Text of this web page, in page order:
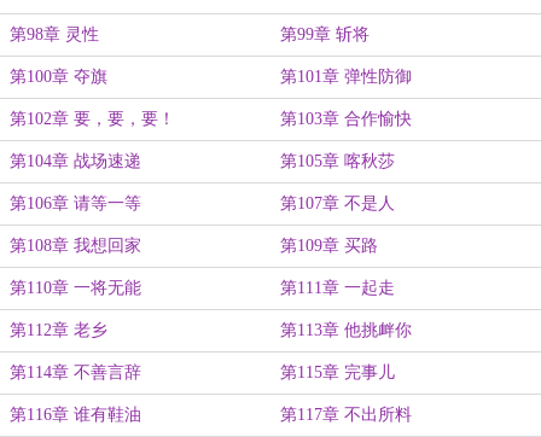
第98章 灵性 第99章 斩将
第100章 夺旗 第101章 弹性防御
第102章 要，要，要！ 第103章 合作愉快
第104章 战场速递 第105章 喀秋莎
第106章 请等一等 第107章 不是人
第108章 我想回家 第109章 买路
第110章 一将无能 第111章 一起走
第112章 老乡 第113章 他挑衅你
第114章 不善言辞 第115章 完事儿
第116章 谁有鞋油 第117章 不出所料